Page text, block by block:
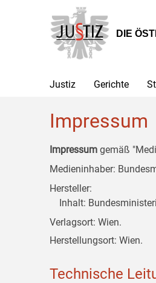
Hauptnavigation
[1]
Inhalt
[2]
Untermenü
[3]
DIE
Justiz Gerichte
Impressum
Impressum gemäß
Medieninhaber:
Hersteller:
Inhalt:
Verlagsort: Wien.
Herstellungsort: Wien.
Technische